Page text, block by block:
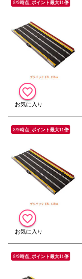
8/9時点_ポイント最大11倍
8/9時点_ポイント最大11倍
8/9時点_ポイント最大11倍